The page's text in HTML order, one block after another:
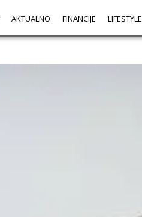
AKTUALNO FINANCIJE LIFESTYLE